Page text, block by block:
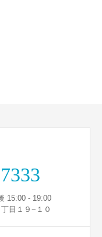
15:00 - 19:00
目１９−１０